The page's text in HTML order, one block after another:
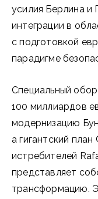
усилия Берлина и
интеграции в
с подготовкой
парадигме
Специальный
100 миллиардов
модернизацию
а гигантский
истребителей
представляет
трансформацию.